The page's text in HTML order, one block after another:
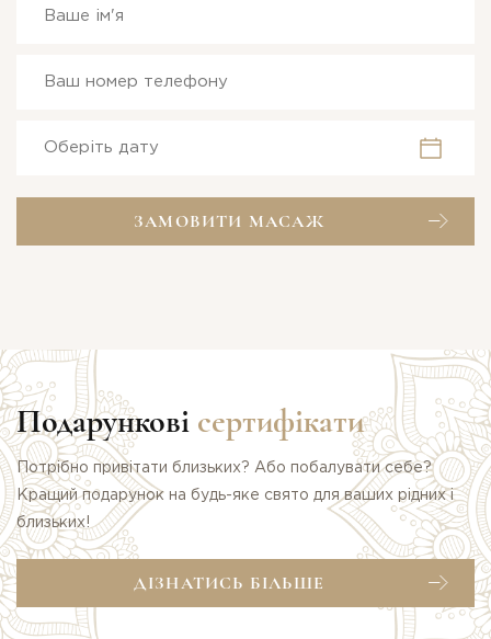
ЗАМОВИТИ МАСАЖ
Подарункові сертифікати
Потрібно привітати близьких? Або побалувати себе?
Кращий подарунок на будь-яке свято для ваших рідних і
близьких!
ДІЗНАТИСЬ БІЛЬШЕ